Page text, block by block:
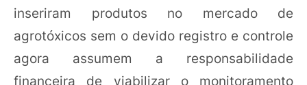
inseriram produtos no mercado de
agrotóxicos sem o devido registro e controle
agora assumem a responsabilidade
financeira de viabilizar o monitoramento